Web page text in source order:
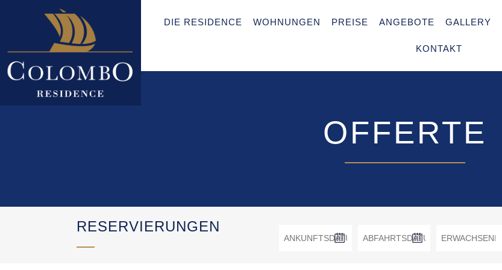
DIE RESIDENCE WOHNUNGEN PREISE ANGEBOTE GALLERY
KONTAKT
OFFERTE
RESERVIERUNGEN